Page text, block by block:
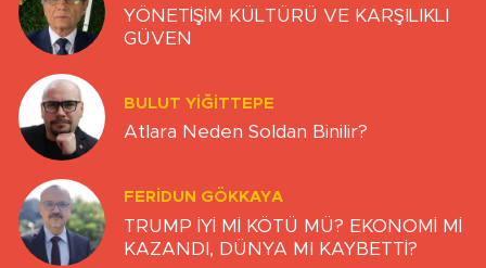
YÖNETİŞİM KÜLTÜRÜ VE KARŞILIKLI
GÜVEN
BULUT YİĞİTTEPE
Atlara Neden Soldan Binilir?
FERIDUN GÖKKAYA
TRUMP İYİ Mİ KÖTÜ MÜ? EKONOMİ Mİ
KAZANDI, DÜNYA MI KAYBETTİ?